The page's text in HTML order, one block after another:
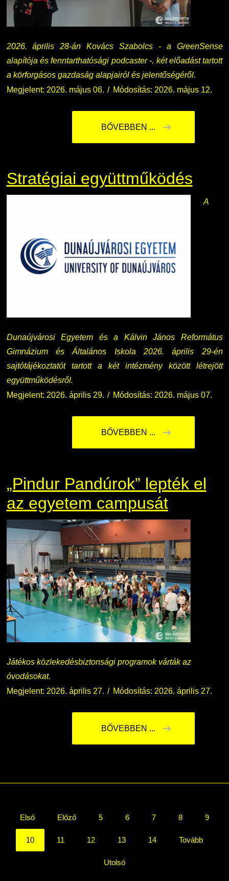
2026. április 28-án Kovács Szabolcs - a GreenSense
alapítója és fenntarthatósági podcaster -, két előadást tartott
a körforgásos gazdaság alapjairól és jelentőségéről.
Megjelent: 2026. május 06.
Módosítás: 2026. május 12.
BŐVEBBEN ...
Stratégiai együttműködés
A
Dunaújvárosi Egyetem és a Kálvin János Református
Gimnázium és Általános Iskola 2026. április 29-én
sajtótájékoztatót tartott a két intézmény között létrejött
együttműködésről.
Megjelent: 2026. április 29.
Módosítás: 2026. május 07.
BŐVEBBEN ...
„Pindur Pandúrok” lepték el
az egyetem campusát
Játékos közlekedésbiztonsági programok várták az
óvodásokat.
Megjelent: 2026. április 27.
Módosítás: 2026. április 27.
BŐVEBBEN ...
Első Előző 5 6 7 8 9
10 11 12 13 14 Tovább
Utolsó